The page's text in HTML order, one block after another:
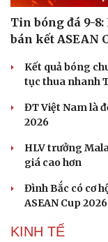
Tin bóng đá 9-8:
bán kết ASEAN
Kết quả bóng
tục thua nhanh
ĐT Việt Nam là
2026
HLV trưởng
giá cao hơn
Đình Bắc có cơ
ASEAN Cup 2026
KINH TẾ